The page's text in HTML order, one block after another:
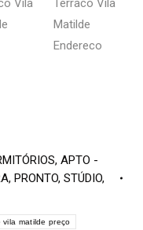
, APTO -
, PRONTO, STÚDIO,
vila matilde preço